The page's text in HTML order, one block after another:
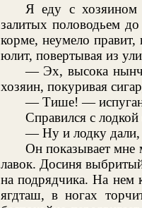
Я еду с хозяином
залитых половодьем
корме, неумело правит,
юлит, повертывая из
— Эх, высока
хозяин, покуривая
— Тише! —
Справился с лодкой
— Ну и лодку дали,
Он показывает мне
лавок. Досиня
на подрядчика. На нем
ягдташ, в ногах